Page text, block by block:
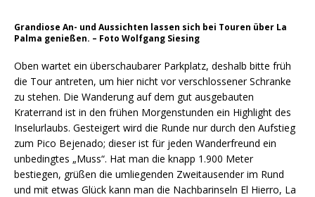
Grandiose An- und Aussichten lassen sich bei Touren über La
Palma genießen. – Foto Wolfgang Siesing
Oben wartet ein überschaubarer Parkplatz, deshalb bitte früh
die Tour antreten, um hier nicht vor verschlossener Schranke
zu stehen. Die Wanderung auf dem gut ausgebauten
Kraterrand ist in den frühen Morgenstunden ein Highlight des
Inselurlaubs. Gesteigert wird die Runde nur durch den Aufstieg
zum Pico Bejenado; dieser ist für jeden Wanderfreund ein
unbedingtes „Muss“. Hat man die knapp 1.900 Meter
bestiegen, grüßen die umliegenden Zweitausender im Rund
und mit etwas Glück kann man die Nachbarinseln El Hierro, La